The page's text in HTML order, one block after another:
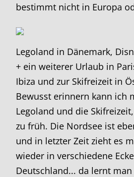
bestimmt nicht in Europa
Legoland in Dänemark,
+ ein weiterer Urlaub in
Ibiza und zur Skifreizeit in
Bewusst erinnern kann ich
Legoland und die
zu früh. Die Nordsee ist
und in letzter Zeit zieht es
wieder in verschiedene
Deutschland... da lernt man